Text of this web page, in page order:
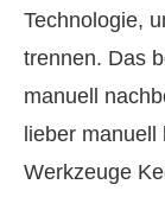
Technologie,
trennen. Das
manuell
lieber
Werkzeuge